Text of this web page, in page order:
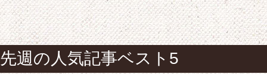
先週の人気記事ベスト5